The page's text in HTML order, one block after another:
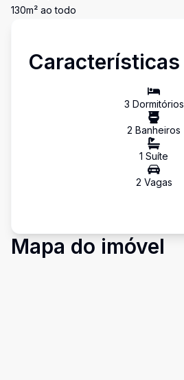
130m² ao todo
Características
3 Dormitórios
2 Banheiros
1 Suíte
2 Vagas
Mapa do imóvel